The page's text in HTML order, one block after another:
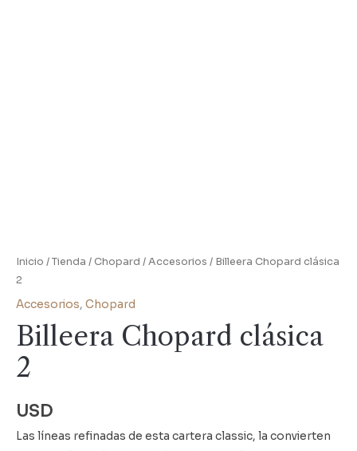
Inicio /Tienda / Chopard /Accesorios / Billeera Chopard clásica
2
Accesorios, Chopard
Billeera Chopard clásica
2
USD
Las líneas refinadas de esta cartera classic, la convierten